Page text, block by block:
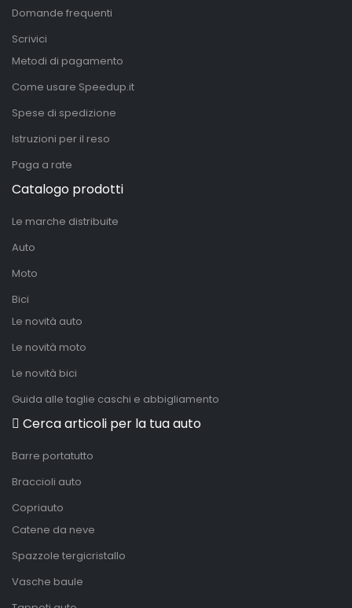
Domande frequenti
Scrivici
Metodi di pagamento
Come usare Speedup.it
Spese di spedizione
Istruzioni per il reso
Paga a rate
Catalogo prodotti
Le marche distribuite
Auto
Moto
Bici
Le novità auto
Le novità moto
Le novità bici
Guida alle taglie caschi e abbigliamento
Cerca articoli per la tua auto
Barre portatutto
Braccioli auto
Copriauto
Catene da neve
Spazzole tergicristallo
Vasche baule